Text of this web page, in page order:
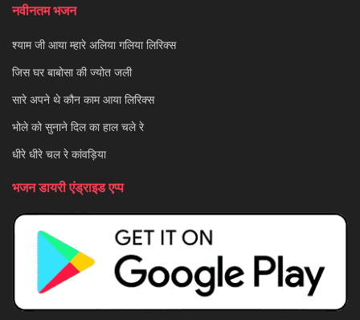
नवीनतम भजन
श्याम जी आया म्हारे अलिया गलिया लिरिक्स
जिस घर बाबोसा की ज्योत जली
सारे अपने थे कौन काम आया लिरिक्स
भोले को सुनाने दिल का हाल चले रे
धीरे धीरे चल रे कांवड़िया
भजन डायरी एंड्राइड एप्प